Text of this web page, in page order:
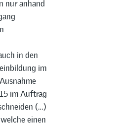
nur anhand
in den
im
im Auftrag
(…)
einen